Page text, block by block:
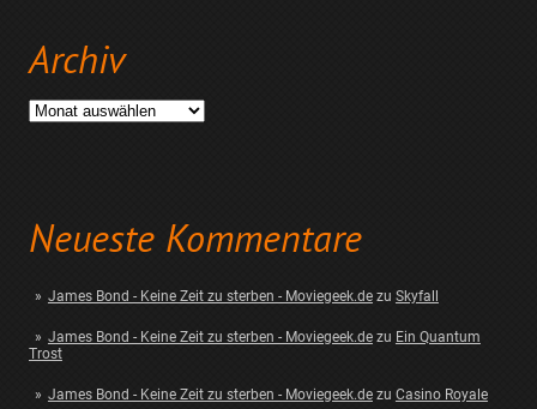
Archiv
Archiv
Neueste Kommentare
James Bond - Keine Zeit zu sterben - Moviegeek.dezu Skyfall
James Bond - Keine Zeit zu sterben - Moviegeek.dezu Ein Quantum
Trost
James Bond - Keine Zeit zu sterben - Moviegeek.dezu Casino Royale